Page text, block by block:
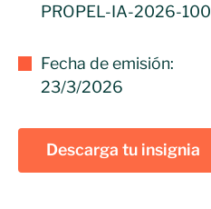
PROPEL-IA-2026-100
Fecha de emisión:
23/3/2026
Descarga tu insignia